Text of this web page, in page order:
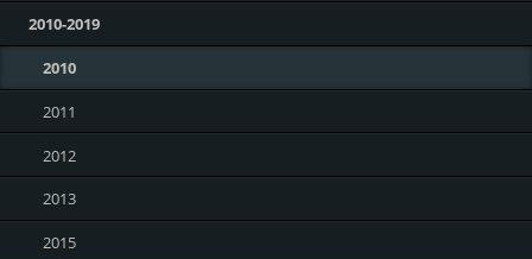
2010-2019
2010
2011
2012
2013
2015